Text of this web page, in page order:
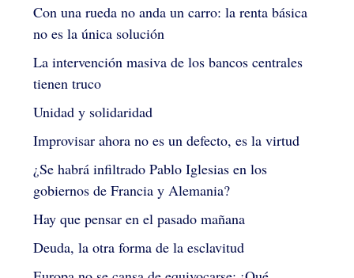
Con una rueda no anda un carro: la renta básica
no es la única solución
La intervención masiva de los bancos centrales
tienen truco
Unidad y solidaridad
Improvisar ahora no es un defecto, es la virtud
¿Se habrá infiltrado Pablo Iglesias en los
gobiernos de Francia y Alemania?
Hay que pensar en el pasado mañana
Deuda, la otra forma de la esclavitud